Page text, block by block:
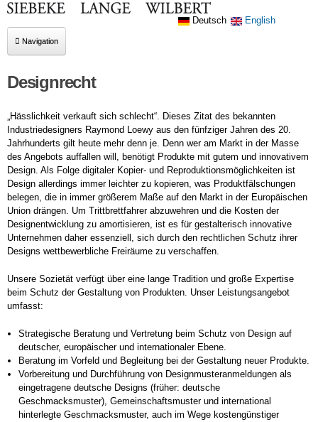
Deutsch English
Navigation
Markenrecht
Arbeitsrecht
AGB-Recht
Wettbewerbsrecht
Vertriebsrecht
Vertragsrecht
Titelrecht (Musik-, Film-, Buch-)
Lizenzrecht
Kooperationspartner im Patentrecht
Kartellrecht
Geografische Herkunftsangaben
Designrecht
„Hässlichkeit verkauft sich schlecht“. Dieses Zitat des bekannten
Industriedesigners Raymond Loewy aus den fünfziger Jahren des 20.
Jahrhunderts gilt heute mehr denn je. Denn wer am Markt in der Masse
des Angebots auffallen will, benötigt Produkte mit gutem und innovativem
Design. Als Folge digitaler Kopier- und Reproduktionsmöglichkeiten ist
Design allerdings immer leichter zu kopieren, was Produktfälschungen
belegen, die in immer größerem Maße auf den Markt in der Europäischen
Union drängen. Um Trittbrettfahrer abzuwehren und die Kosten der
Designentwicklung zu amortisieren, ist es für gestalterisch innovative
Unternehmen daher essenziell, sich durch den rechtlichen Schutz ihrer
Designs wettbewerbliche Freiräume zu verschaffen.
Unsere Sozietät verfügt über eine lange Tradition und große Expertise
beim Schutz der Gestaltung von Produkten. Unser Leistungsangebot
umfasst:
Strategische Beratung und Vertretung beim Schutz von Design auf
deutscher, europäischer und internationaler Ebene.
Beratung im Vorfeld und Begleitung bei der Gestaltung neuer Produkte.
Vorbereitung und Durchführung von Designmusteranmeldungen als
eingetragene deutsche Designs (früher: deutsche
Geschmacksmuster), Gemeinschaftsmuster und international
hinterlegte Geschmacksmuster, auch im Wege kostengünstiger